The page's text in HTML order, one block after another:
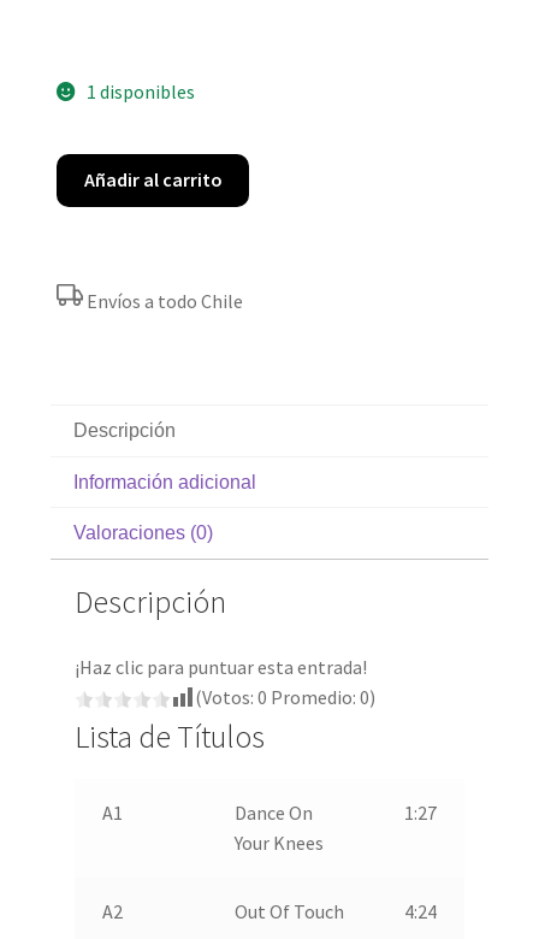
1 disponibles
Añadir al carrito
Envíos a todo Chile
Descripción
Información adicional
Valoraciones (0)
Descripción
¡Haz clic para puntuar esta entrada!
(Votos: 0 Promedio: 0)
Lista de Títulos
A1
Dance On
Your Knees
1:27
A2 Out Of Touch 4:24